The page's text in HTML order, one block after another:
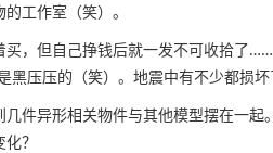
工作室（笑）。
买，但自己挣钱后就一发不可收拾了
黑压压的（笑）。地震中有不少都损坏
件异形相关物件与其他模型摆在一
？